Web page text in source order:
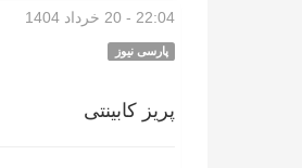
22:04 - 20 خرداد 1404
پارسی نیوز
پریز کابینتی